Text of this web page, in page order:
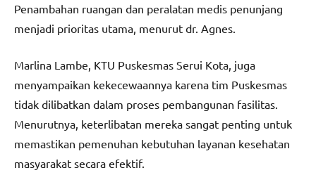
Penambahan ruangan dan peralatan medis penunjang
menjadi prioritas utama, menurut dr. Agnes.
Marlina Lambe, KTU Puskesmas Serui Kota, juga
menyampaikan kekecewaannya karena tim Puskesmas
tidak dilibatkan dalam proses pembangunan fasilitas.
Menurutnya, keterlibatan mereka sangat penting untuk
memastikan pemenuhan kebutuhan layanan kesehatan
masyarakat secara efektif.